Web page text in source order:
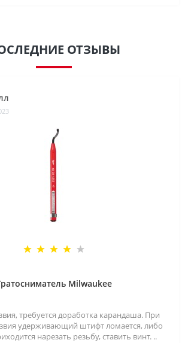
ОТЗЫВЫ
Milwaukee
требуется доработка карандаша. При
удерживающий штифт ломается, либо
нарезать резьбу, ставить винт. ..